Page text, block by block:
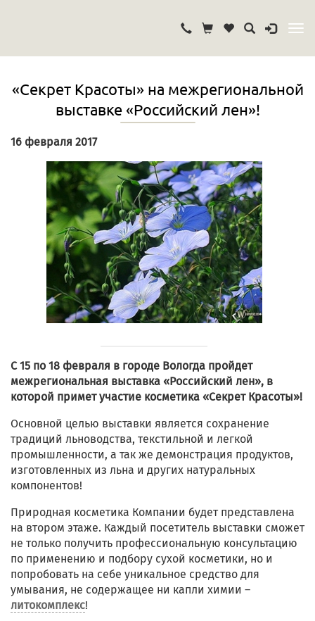
«Секрет Красоты» на межрегиональной
выставке «Российский лен»!
16 февраля 2017
С 15 по 18 февраля в городе Вологда пройдет
межрегиональная выставка «Российский лен», в
которой примет участие косметика «Секрет Красоты»!
Основной целью выставки является сохранение
традиций льноводства, текстильной и легкой
промышленности, а так же демонстрация продуктов,
изготовленных из льна и других натуральных
компонентов!
Природная косметика Компании будет представлена
на втором этаже. Каждый посетитель выставки сможет
не только получить профессиональную консультацию
по применению и подбору сухой косметики, но и
попробовать на себе уникальное средство для
умывания, не содержащее ни капли химии –
литокомплекс!